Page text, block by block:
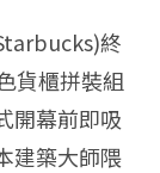
終
貨櫃拼裝組
開幕前即吸
建築大師隈